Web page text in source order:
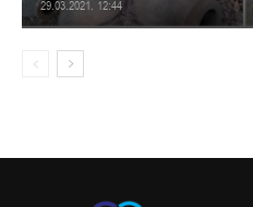
29.03.2021. 12:44